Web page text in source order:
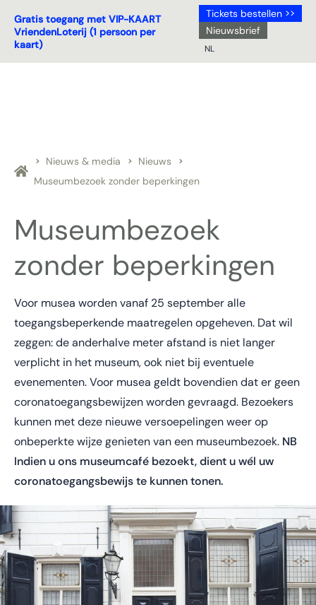
Gratis toegang met VIP-KAART
VriendenLoterij (1 persoon per
kaart)
Tickets bestellen >>
Nieuwsbrief
NL
Nieuws & media
Nieuws
Museumbezoek zonder beperkingen
Museumbezoek
zonder beperkingen
Voor musea worden vanaf 25 september alle
toegangsbeperkende maatregelen opgeheven. Dat wil
zeggen: de anderhalve meter afstand is niet langer
verplicht in het museum, ook niet bij eventuele
evenementen. Voor musea geldt bovendien dat er geen
coronatoegangsbewijzen worden gevraagd. Bezoekers
kunnen met deze nieuwe versoepelingen weer op
onbeperkte wijze genieten van een museumbezoek. NB
Indien u ons museumcafé bezoekt, dient u wél uw
coronatoegangsbewijs te kunnen tonen.